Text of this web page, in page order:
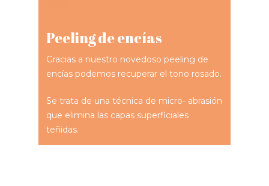
Peeling de encías
Gracias a nuestro novedoso peeling de
encías podemos recuperar el tono rosado.
Se trata de una técnica de micro- abrasión
que elimina las capas superficiales
teñidas.